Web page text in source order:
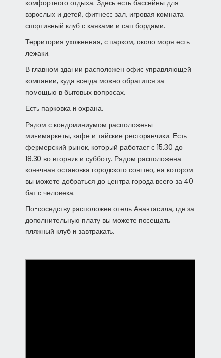
комфортного отдыха. Здесь есть бассейны для
взрослых и детей, фитнесс зал, игровая комната,
спортивный клуб с каяками и сап бордами.
Территория ухоженная, с парком, около моря есть
лежаки.
В главном здании расположен офис управляющей
компании, куда всегда можно обратится за
помощью в бытовых вопросах.
Есть парковка и охрана.
Рядом с кондоминиумом расположены
минимаркеты, кафе и тайские ресторанчики. Есть
фермерский рынок, который работает с 15.30 до
18.30 во вторник и субботу. Рядом расположена
конечная остановка городского сонгтео, на котором
вы можете добраться до центра города всего за 40
бат с человека.
По-соседству расположен отель Анантасила, где за
дополнительную плату вы можете посещать
пляжный клуб и завтракать.